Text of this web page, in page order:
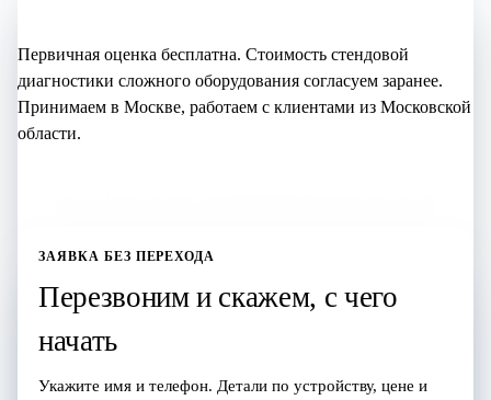
Первичная оценка бесплатна. Стоимость стендовой
диагностики сложного оборудования согласуем заранее.
Принимаем в Москве, работаем с клиентами из Московской
области.
ЗАЯВКА БЕЗ ПЕРЕХОДА
Перезвоним и скажем, с чего
начать
Укажите имя и телефон. Детали по устройству, цене и